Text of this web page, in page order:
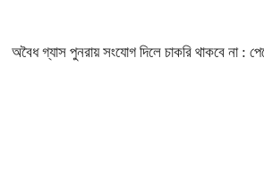
অবৈধ গ্যাস পুনরায় সংযোগ দিলে চাকরি থাকবে না :